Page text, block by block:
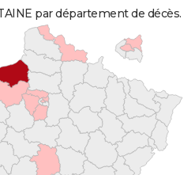
par département de décès.